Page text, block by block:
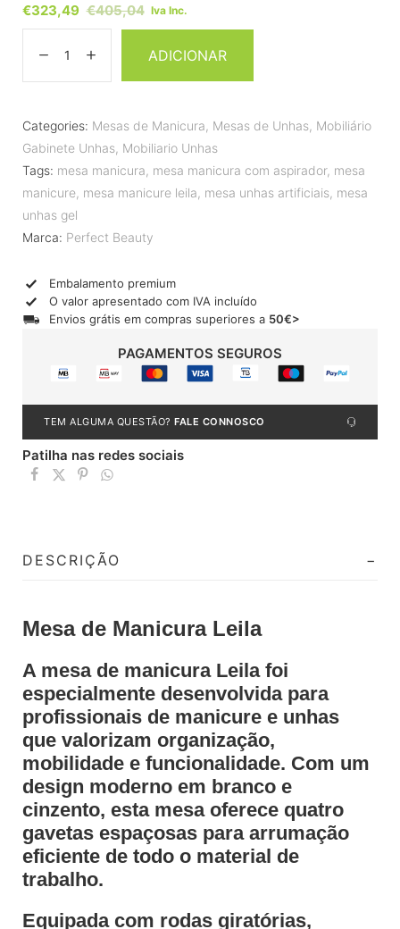
€405,04
€323,49 Iva Inc.
ADICIONAR
Categories: Mesas de Manicura, Mesas de Unhas, Mobiliário
Gabinete Unhas, Mobiliario Unhas
Tags: mesa manicura, mesa manicura com aspirador, mesa
manicure, mesa manicure leila, mesa unhas artificiais, mesa
unhas gel
Marca: Perfect Beauty
Embalamento premium
O valor apresentado com IVA incluído
Envios grátis em compras superiores a 50€>
PAGAMENTOS SEGUROS
TEM ALGUMA QUESTÃO? FALE CONNOSCO
Patilha nas redes sociais
DESCRIÇÃO
Mesa de Manicura Leila
A mesa de manicura Leila foi
especialmente desenvolvida para
profissionais de manicure e unhas
que valorizam organização,
mobilidade e funcionalidade. Com um
design moderno em branco e
cinzento, esta mesa oferece quatro
gavetas espaçosas para arrumação
eficiente de todo o material de
trabalho.
Equipada com rodas giratórias,